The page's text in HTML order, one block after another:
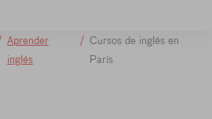
Aprender
inglés
Cursos de inglés en
París